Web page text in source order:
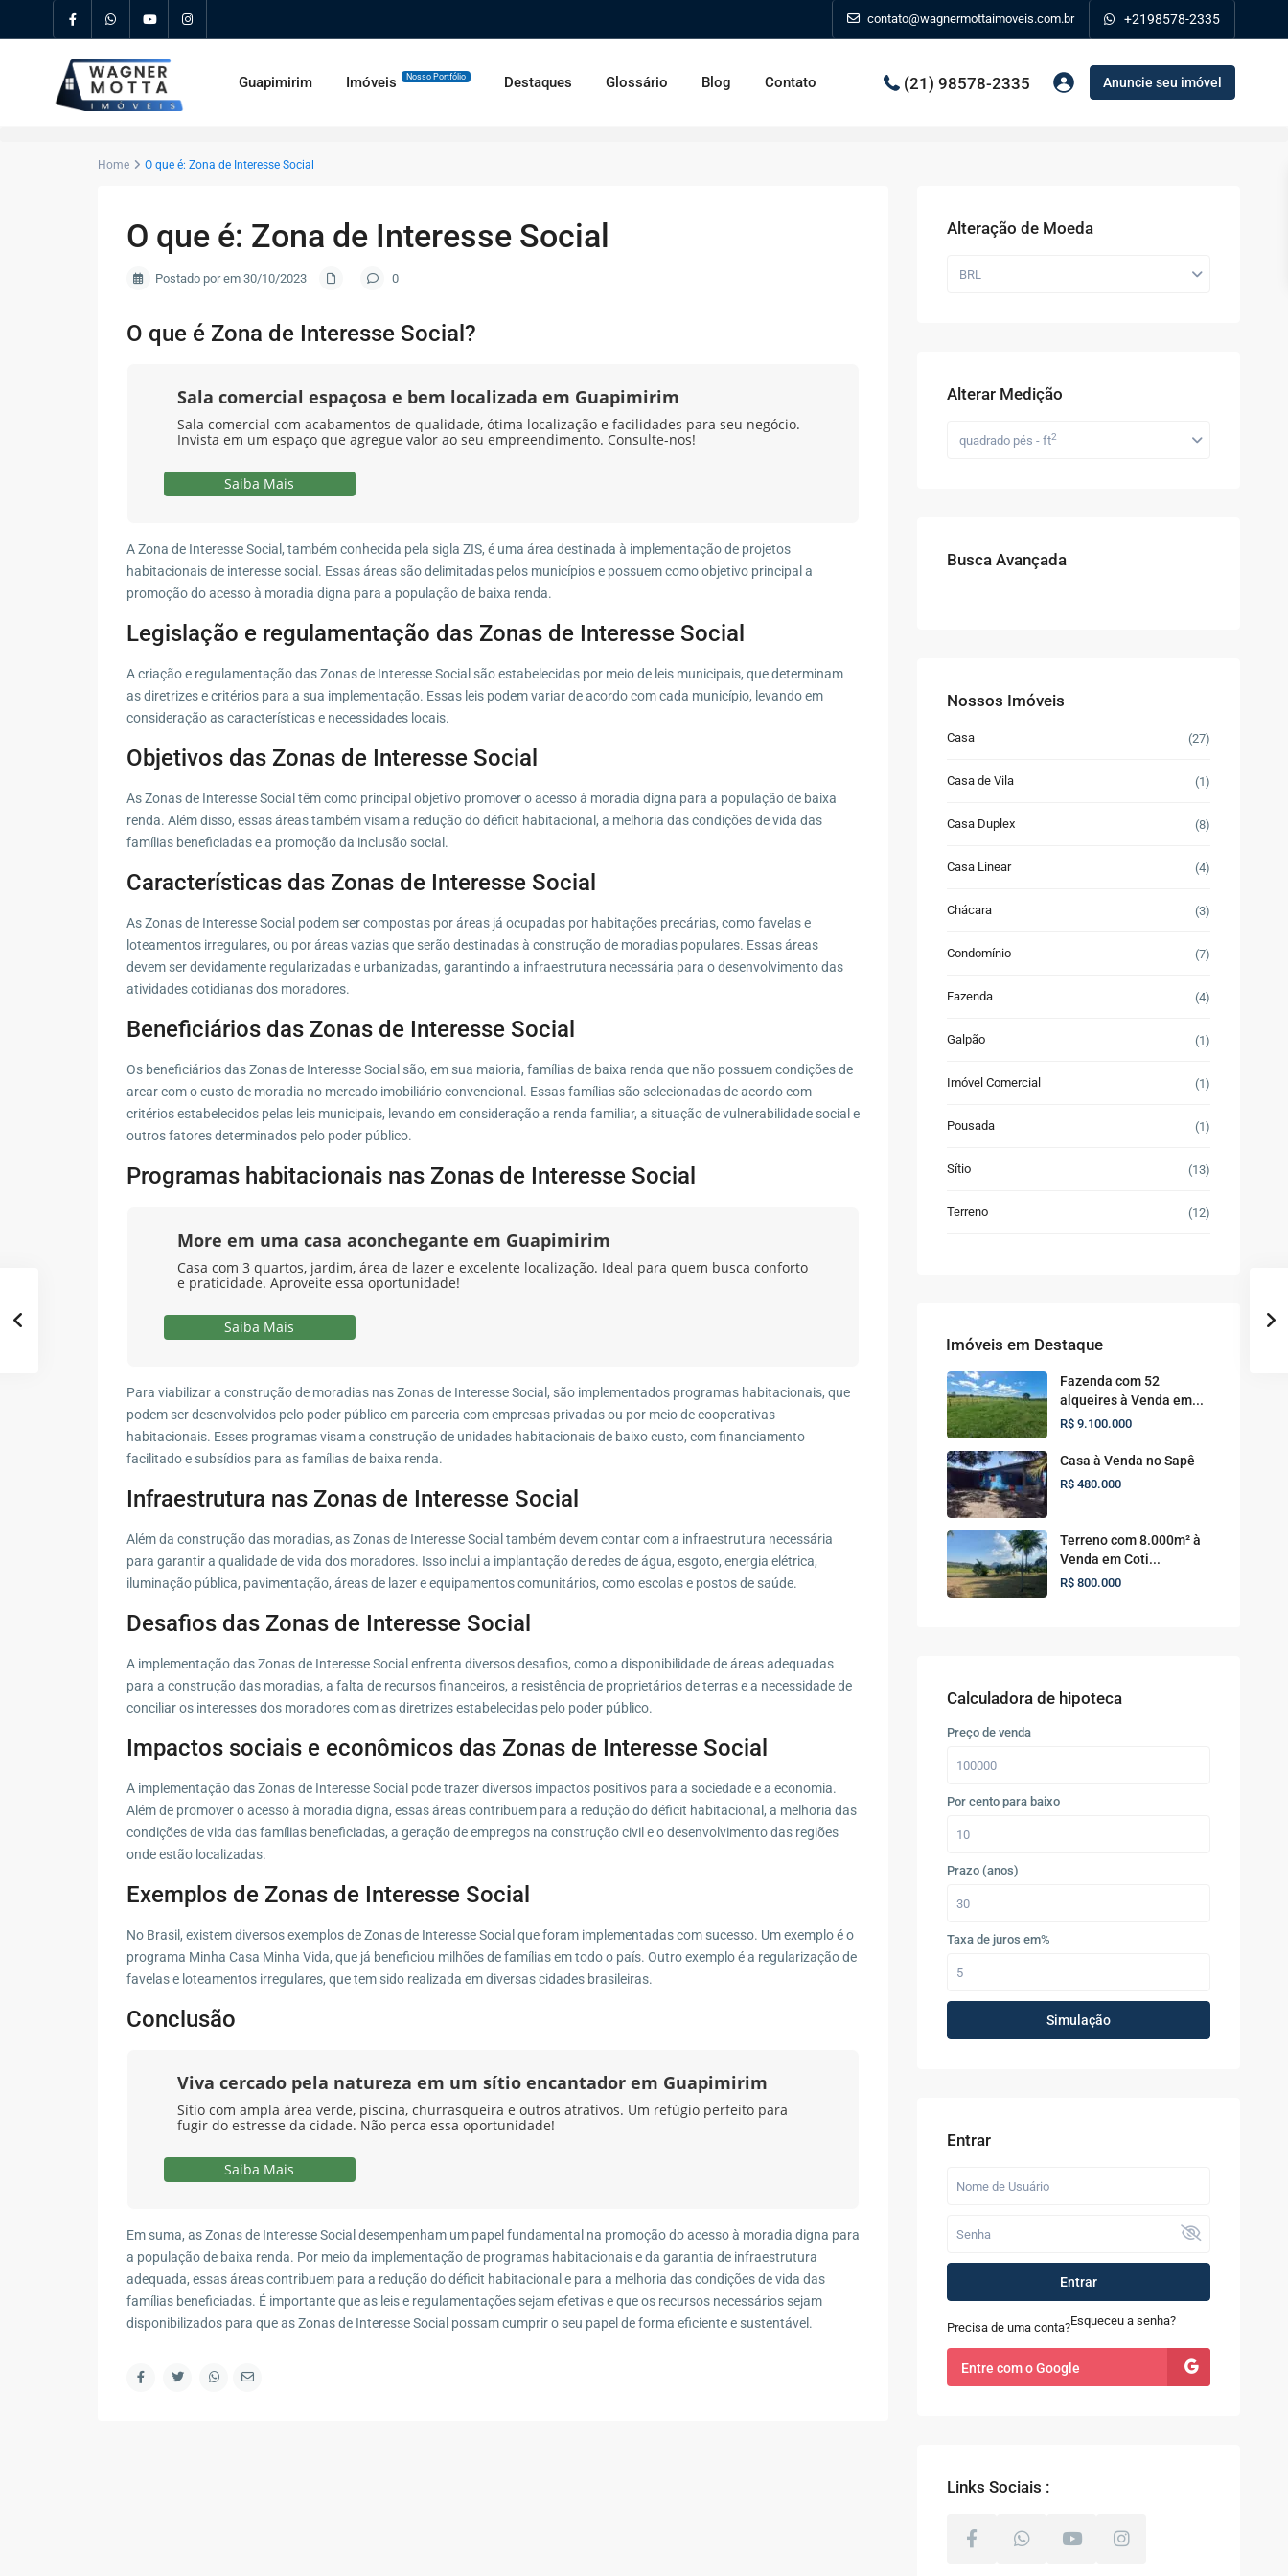
contato@wagnermottaimoveis.com.br +2198578-2335
Guapimirim Imóveis Nosso Portfólio Destaques Glossário Blog Contato (21) 98578-2335 Anuncie seu imóvel
Home O que é: Zona de Interesse Social
O que é: Zona de Interesse Social
Postado por em 30/10/2023 0
O que é Zona de Interesse Social?
Sala comercial espaçosa e bem localizada em Guapimirim
Sala comercial com acabamentos de qualidade, ótima localização e facilidades para seu negócio.
Invista em um espaço que agregue valor ao seu empreendimento. Consulte-nos!
Saiba Mais
A Zona de Interesse Social, também conhecida pela sigla ZIS, é uma área destinada à implementação de projetos
habitacionais de interesse social. Essas áreas são delimitadas pelos municípios e possuem como objetivo principal a
promoção do acesso à moradia digna para a população de baixa renda.
Legislação e regulamentação das Zonas de Interesse Social
A criação e regulamentação das Zonas de Interesse Social são estabelecidas por meio de leis municipais, que determinam
as diretrizes e critérios para a sua implementação. Essas leis podem variar de acordo com cada município, levando em
consideração as características e necessidades locais.
Objetivos das Zonas de Interesse Social
As Zonas de Interesse Social têm como principal objetivo promover o acesso à moradia digna para a população de baixa
renda. Além disso, essas áreas também visam a redução do déficit habitacional, a melhoria das condições de vida das
famílias beneficiadas e a promoção da inclusão social.
Características das Zonas de Interesse Social
As Zonas de Interesse Social podem ser compostas por áreas já ocupadas por habitações precárias, como favelas e
loteamentos irregulares, ou por áreas vazias que serão destinadas à construção de moradias populares. Essas áreas
devem ser devidamente regularizadas e urbanizadas, garantindo a infraestrutura necessária para o desenvolvimento das
atividades cotidianas dos moradores.
Beneficiários das Zonas de Interesse Social
Os beneficiários das Zonas de Interesse Social são, em sua maioria, famílias de baixa renda que não possuem condições de
arcar com o custo de moradia no mercado imobiliário convencional. Essas famílias são selecionadas de acordo com
critérios estabelecidos pelas leis municipais, levando em consideração a renda familiar, a situação de vulnerabilidade social e
outros fatores determinados pelo poder público.
Programas habitacionais nas Zonas de Interesse Social
More em uma casa aconchegante em Guapimirim
Casa com 3 quartos, jardim, área de lazer e excelente localização. Ideal para quem busca conforto
e praticidade. Aproveite essa oportunidade!
Saiba Mais
Para viabilizar a construção de moradias nas Zonas de Interesse Social, são implementados programas habitacionais, que
podem ser desenvolvidos pelo poder público em parceria com empresas privadas ou por meio de cooperativas
habitacionais. Esses programas visam a construção de unidades habitacionais de baixo custo, com financiamento
facilitado e subsídios para as famílias de baixa renda.
Infraestrutura nas Zonas de Interesse Social
Além da construção das moradias, as Zonas de Interesse Social também devem contar com a infraestrutura necessária
para garantir a qualidade de vida dos moradores. Isso inclui a implantação de redes de água, esgoto, energia elétrica,
iluminação pública, pavimentação, áreas de lazer e equipamentos comunitários, como escolas e postos de saúde.
Desafios das Zonas de Interesse Social
A implementação das Zonas de Interesse Social enfrenta diversos desafios, como a disponibilidade de áreas adequadas
para a construção das moradias, a falta de recursos financeiros, a resistência de proprietários de terras e a necessidade de
conciliar os interesses dos moradores com as diretrizes estabelecidas pelo poder público.
Impactos sociais e econômicos das Zonas de Interesse Social
A implementação das Zonas de Interesse Social pode trazer diversos impactos positivos para a sociedade e a economia.
Além de promover o acesso à moradia digna, essas áreas contribuem para a redução do déficit habitacional, a melhoria das
condições de vida das famílias beneficiadas, a geração de empregos na construção civil e o desenvolvimento das regiões
onde estão localizadas.
Exemplos de Zonas de Interesse Social
No Brasil, existem diversos exemplos de Zonas de Interesse Social que foram implementadas com sucesso. Um exemplo é o
programa Minha Casa Minha Vida, que já beneficiou milhões de famílias em todo o país. Outro exemplo é a regularização de
favelas e loteamentos irregulares, que tem sido realizada em diversas cidades brasileiras.
Conclusão
Viva cercado pela natureza em um sítio encantador em Guapimirim
Sítio com ampla área verde, piscina, churrasqueira e outros atrativos. Um refúgio perfeito para
fugir do estresse da cidade. Não perca essa oportunidade!
Saiba Mais
Em suma, as Zonas de Interesse Social desempenham um papel fundamental na promoção do acesso à moradia digna para
a população de baixa renda. Por meio da implementação de programas habitacionais e da garantia de infraestrutura
adequada, essas áreas contribuem para a redução do déficit habitacional e para a melhoria das condições de vida das
famílias beneficiadas. É importante que as leis e regulamentações sejam efetivas e que os recursos necessários sejam
disponibilizados para que as Zonas de Interesse Social possam cumprir o seu papel de forma eficiente e sustentável.
Alteração de Moeda
BRL
Alterar Medição
quadrado pés - ft2
Busca Avançada
Nossos Imóveis
Casa (27)
Casa de Vila (1)
Casa Duplex (8)
Casa Linear (4)
Chácara (3)
Condomínio (7)
Fazenda (4)
Galpão (1)
Imóvel Comercial (1)
Pousada (1)
Sítio (13)
Terreno (12)
Imóveis em Destaque
Fazenda com 52
alqueires à Venda em...
R$ 9.100.000
Casa à Venda no Sapê
R$ 480.000
Terreno com 8.000m² à
Venda em Coti...
R$ 800.000
Calculadora de hipoteca
Preço de venda
Por cento para baixo
Prazo (anos)
Taxa de juros em%
Simulação
Entrar
Entrar
Precisa de uma conta?Esqueceu a senha?
Entre com o Google
Links Sociais :
Contato
(21) 98578-2335
contato@wagnermottaimoveis.com.br
Wagner Motta Imóveis
Casa Duplex (8)
Casa Linear (4)
Chácara (3)
Fazenda com 52
Casa à Venda no
R$ 480.000
Terreno com 8.000m²
à Venda em Coti...